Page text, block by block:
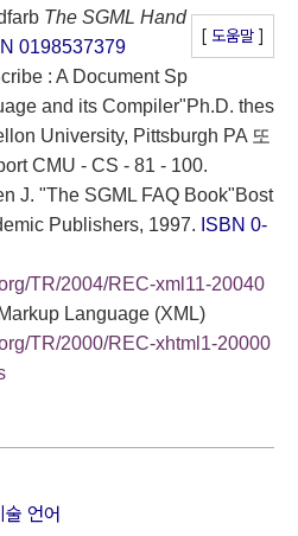
[ 도움말 ]
The SGML Hand
0198537379
: A Document Sp
and its Compiler"Ph.D. thes
University, Pittsburgh PA 또
CMU - CS - 81 - 100.
J. "The SGML FAQ Book"Bost
Publishers, 1997. ISBN 0-
TR/2004/REC-xml11-20040
Language (XML)
TR/2000/REC-xhtml1-20000
술 언어